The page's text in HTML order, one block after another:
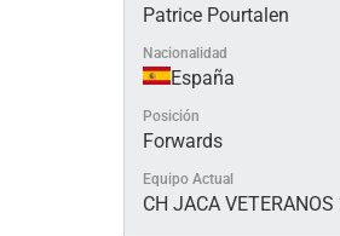
Patrice Pourtalen
Nacionalidad
España
Posición
Forwards
Equipo Actual
CH JACA VETERANOS